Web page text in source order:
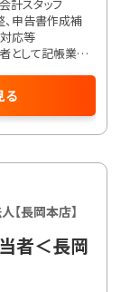
る
計スタッフ
、申告書作成補
応等
として記帳業務
【長岡本店】
者＜長岡